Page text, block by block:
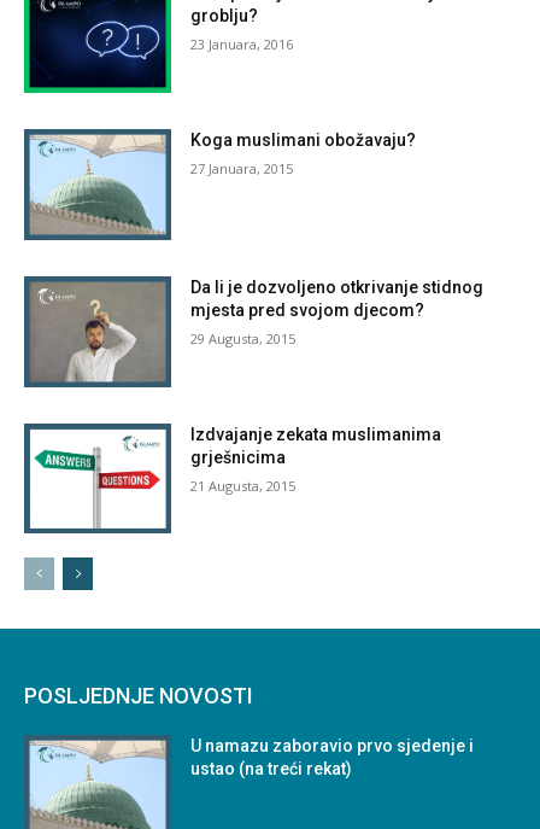
groblju?
23 Januara, 2016
Koga muslimani obožavaju?
27 Januara, 2015
Da li je dozvoljeno otkrivanje stidnog
mjesta pred svojom djecom?
29 Augusta, 2015
Izdvajanje zekata muslimanima
grješnicima
21 Augusta, 2015
POSLJEDNJE NOVOSTI
U namazu zaboravio prvo sjedenje i
ustao (na treći rekat)